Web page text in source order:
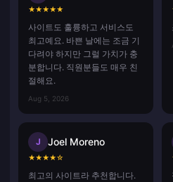
★★★★★
사이트도 훌륭하고 서비스도
최고예요. 바쁜 날에는 조금 기
다려야 하지만 그럴 가치가 충
분합니다. 직원분들도 매우 친
절해요.
Aug 5, 2026
J Joel Moreno
★★★★☆
최고의 사이트라 추천합니다.